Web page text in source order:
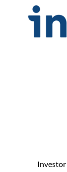
Investor